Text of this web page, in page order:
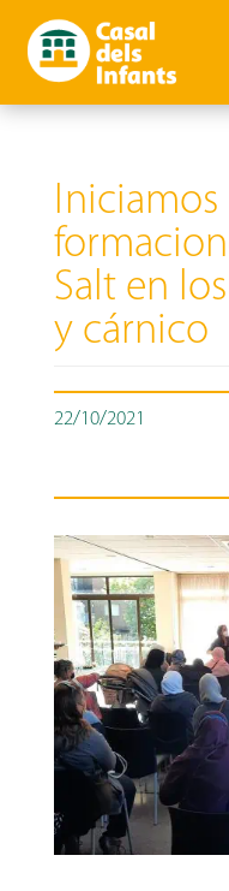
Iniciamos
Salt en
y cárnico
22/10/2021